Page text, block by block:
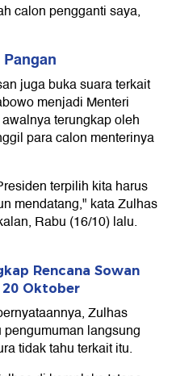
calon pengganti saya,
juga buka suara terkait
menjadi Menteri
terungkap oleh
para calon menterinya
terpilih kita harus
mendatang," kata Zulhas
Rabu (16/10) lalu.
Rencana Sowan
20 Oktober
Zulhas
langsung
tidak tahu terkait itu.